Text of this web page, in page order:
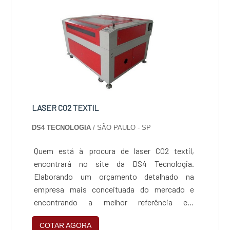
gravação 3D acessando o link a....
LASER CO2 TEXTIL
DS4 TECNOLOGIA / SÃO PAULO - SP
Quem está à procura de laser CO2 textil,
encontrará no site da DS4 Tecnologia.
Elaborando um orçamento detalhado na
empresa mais conceituada do mercado e
encontrando a melhor referência em
qualidade.OUTRAS INFORMAÇÕES SOBRE
LASER CO2 TEXTILQuem quer encontrar laser
COTAR AGORA